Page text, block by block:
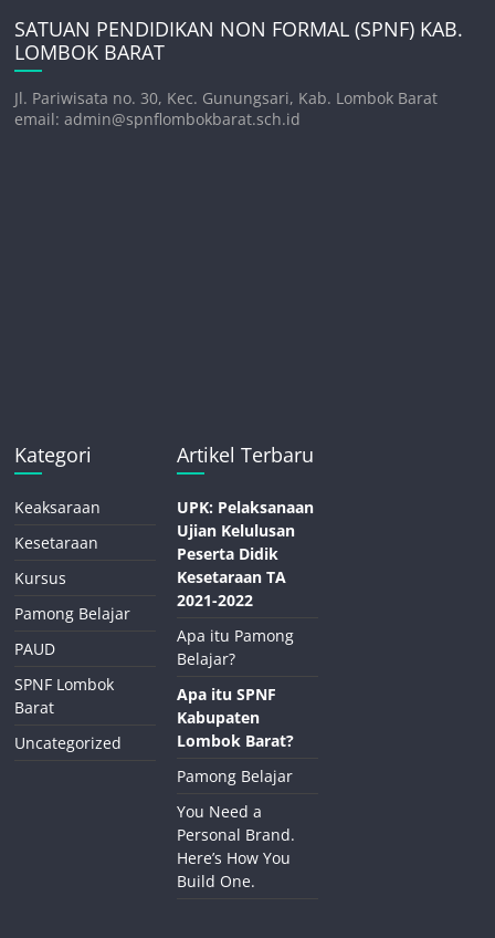
SATUAN PENDIDIKAN NON FORMAL (SPNF) KAB.
LOMBOK BARAT
Jl. Pariwisata no. 30, Kec. Gunungsari, Kab. Lombok Barat
email: admin@spnflombokbarat.sch.id
Kategori
Keaksaraan
Kesetaraan
Kursus
Pamong Belajar
PAUD
SPNF Lombok
Barat
Uncategorized
Artikel Terbaru
UPK: Pelaksanaan
Ujian Kelulusan
Peserta Didik
Kesetaraan TA
2021-2022
Apa itu Pamong
Belajar?
Apa itu SPNF
Kabupaten
Lombok Barat?
Pamong Belajar
You Need a
Personal Brand.
Here’s How You
Build One.